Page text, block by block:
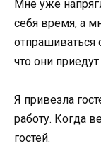
Мне уже
себя время, а
отпрашиваться
что они
Я привезла
работу. Когда
гостей.